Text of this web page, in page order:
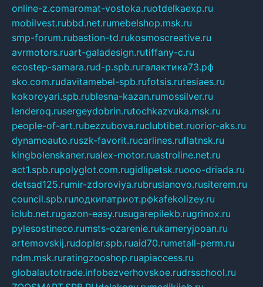
online-z.comaromat-vostoka.ruotdelkaexp.ru
mobilvest.rubbd.net.rumebelshop.msk.ru
smp-forum.rubastion-td.rukosmoscreative.ru
avrmotors.ruart-galadesign.rutiffany-c.ru
ecostep-samara.rud-p.spb.ruгалактика73.рф
sko.com.rudavitamebel-spb.rufotsis.rutesiaes.ru
kokoroyari.spb.rublesna-kazan.rumossilver.ru
lenderoq.rusergeydobrin.rutochkazvuka.msk.ru
people-of-art.rubezzubova.ruclubtibet.ruorior-aks.ru
dynamoauto.ruszk-favorit.rucarlines.ruflatnsk.ru
kingbolenskaner.rualex-motor.ruastroline.net.ru
act1.spb.rupolyglot.com.rugidlipetsk.ruooo-driada.ru
detsad125.rumir-zdoroviya.rubruslanovo.rusiterem.ru
council.spb.ruлодкипатриот.рфkafekolizey.ru
iclub.net.rugazon-easy.rusugarepilekb.rugrinox.ru
pylesostineco.rumsts-ozarenie.rukameryjooan.ru
artemovskij.rudopler.spb.ruaid70.rumetall-perm.ru
ndm.msk.ruratingzooshop.ruapiaccess.ru
globalautotrade.infobezverhovskoe.rudrsschool.ru